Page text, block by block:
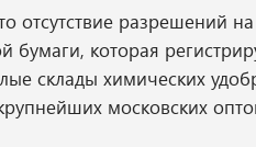
отсутствие разрешений
которая
склады химических
московских